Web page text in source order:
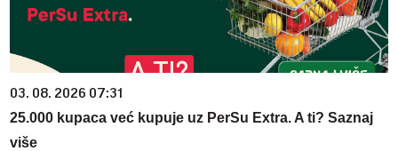
03. 08. 2026 07:31
25.000 kupaca već kupuje uz PerSu Extra. A ti? Saznaj
više